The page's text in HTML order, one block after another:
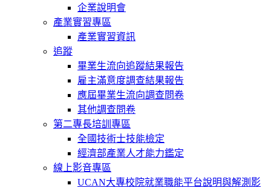
企業說明會
產業實習專區
產業實習資訊
追蹤
畢業生流向追蹤結果報告
雇主滿意度調查結果報告
應屆畢業生流向調查問卷
其他調查問卷
第二專長培訓專區
全國技術士技能檢定
經濟部產業人才能力鑑定
線上影音專區
UCAN大專校院就業職能平台說明與解測影